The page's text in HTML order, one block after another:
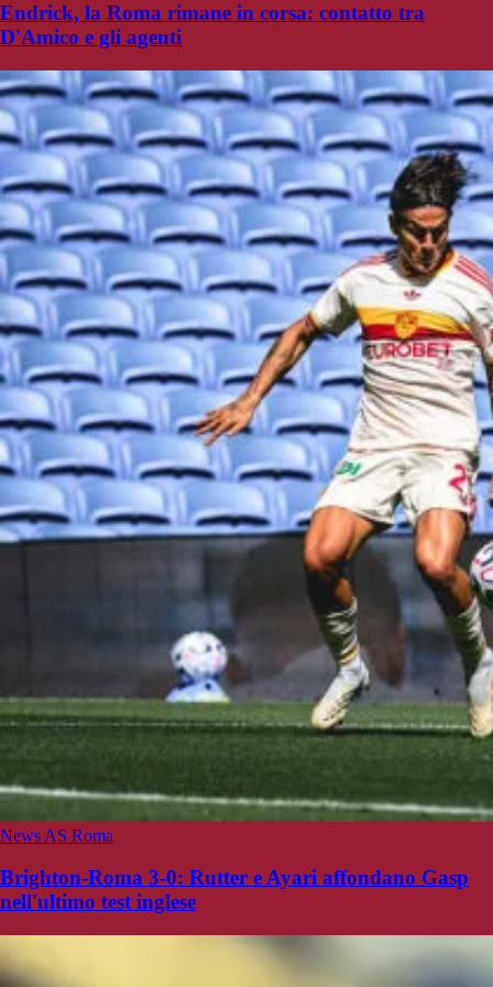
Endrick, la Roma rimane in corsa: contatto tra
D'Amico e gli agenti
News AS Roma
Brighton-Roma 3-0: Rutter e Ayari affondano Gasp
nell'ultimo test inglese